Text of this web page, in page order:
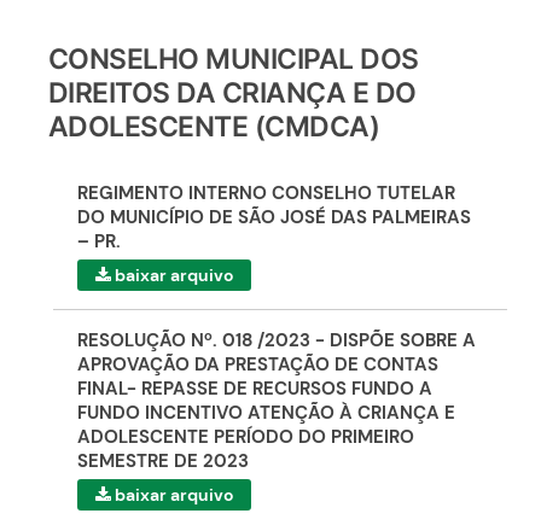
CONSELHO MUNICIPAL DOS
DIREITOS DA CRIANÇA E DO
ADOLESCENTE (CMDCA)
REGIMENTO INTERNO CONSELHO TUTELAR
DO MUNICÍPIO DE SÃO JOSÉ DAS PALMEIRAS
– PR.
baixar arquivo
RESOLUÇÃO Nº. 018 /2023 - DISPÕE SOBRE A
APROVAÇÃO DA PRESTAÇÃO DE CONTAS
FINAL- REPASSE DE RECURSOS FUNDO A
FUNDO INCENTIVO ATENÇÃO À CRIANÇA E
ADOLESCENTE PERÍODO DO PRIMEIRO
SEMESTRE DE 2023
baixar arquivo